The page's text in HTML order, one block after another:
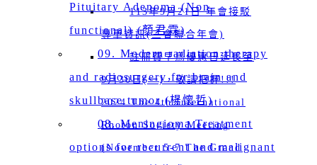
113年9月21日 年會接駁
專車資訊(三會聯合年會)
註冊費早鳥優惠日延長至
9月30日(一)，敬請把握!!!
2024 The 4th International
Rhoton Society Meeting
(November 5-7 The Grand
Pituitary Adenoma (Non-
functional) (顏君霖)
09. Modern radiation therapy
and radiosurgery for brain and
skullbase tumor (楊懷哲)
08. Meningioma Treatment
options for recurrent and malignant